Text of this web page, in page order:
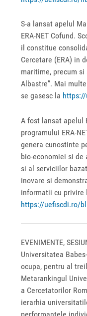
S-a lansat apelul
ERA-NET Cofund.
il constitue
Cercetare (ERA) in
maritime, precum
Albastre”. Mai
se gasesc la
A fost lansat apelul
programului ERA-
genera cunostinte
bio-economiei si
si al serviciilor
inovare si
informatii cu privire
https://uefiscdi.ro/
EVENIMENTE,
Universitatea
ocupa, pentru al
Metarankingul
a Cercetatorilor
ierarhia